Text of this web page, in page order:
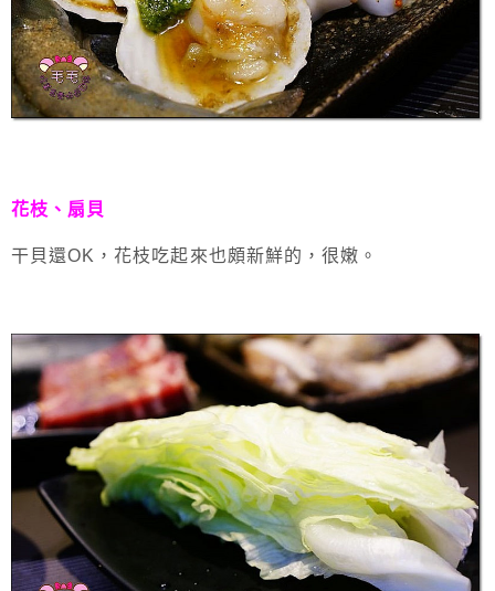
花枝、 扇貝
干貝還OK，花枝吃起來也頗新鮮的，很嫩。